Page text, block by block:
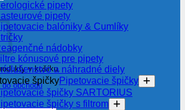
v košíku.
obchodu
pipety
pipety
balóniky & Cumlíky
nádobky
kónusové pre pipety
a náhradné diely
Pipetovacie špičky
špičky SARTORIUS
špičky s filtrom